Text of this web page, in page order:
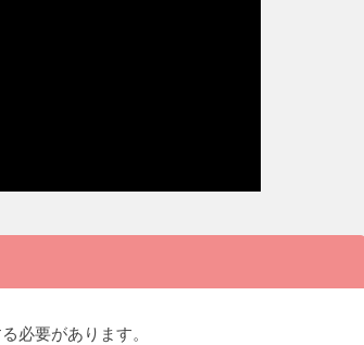
必要があります。